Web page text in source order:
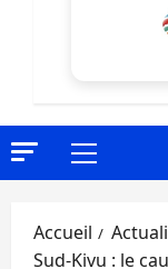
Menu
Accueil
Sud-Kivu : le